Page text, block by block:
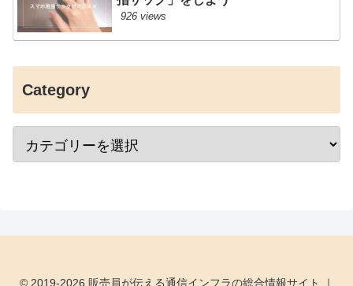
926 views
Category
© 2019-2026 販売員が伝える通信インフラの総合情報サイト ｜